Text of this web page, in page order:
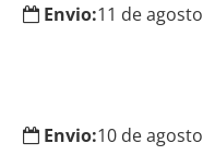
Envio:11 de agosto
Envio:10 de agosto